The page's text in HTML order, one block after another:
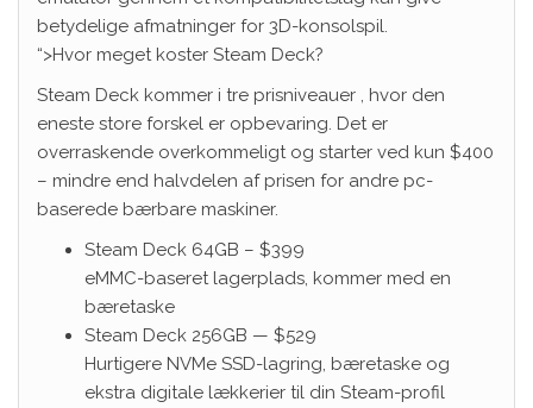
betydelige afmatninger for 3D-konsolspil.
“>Hvor meget koster Steam Deck?
Steam Deck kommer i tre prisniveauer , hvor den
eneste store forskel er opbevaring. Det er
overraskende overkommeligt og starter ved kun $400
– mindre end halvdelen af ​​prisen for andre pc-
baserede bærbare maskiner.
Steam Deck 64GB – $399
eMMC-baseret lagerplads, kommer med en
bæretaske
Steam Deck 256GB — $529
Hurtigere NVMe SSD-lagring, bæretaske og
ekstra digitale lækkerier til din Steam-profil